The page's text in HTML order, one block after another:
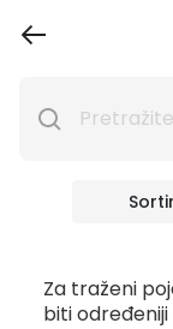
Za traženi
biti određeniji